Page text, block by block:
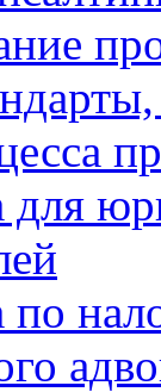
для
по